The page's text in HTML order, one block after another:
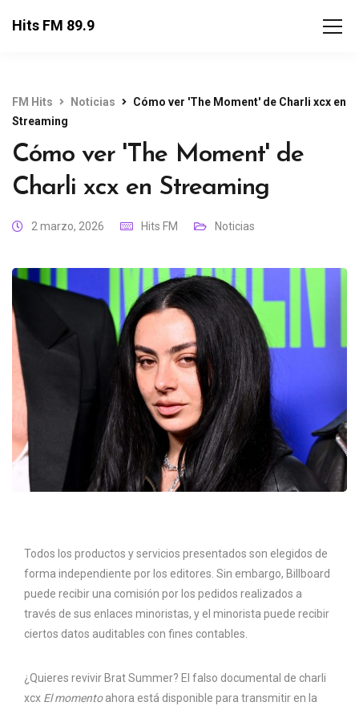
Hits FM 89.9
FM Hits Noticias
Cómo ver 'The Moment' de Charli xcx en
Streaming
Cómo ver 'The Moment' de
Charli xcx en Streaming
2 marzo, 2026 Hits FM Noticias
Todos los productos y servicios presentados son elegidos de
forma independiente por los editores. Sin embargo, Billboard
puede recibir una comisión por los pedidos realizados a
través de sus enlaces minoristas, y el minorista puede recibir
ciertos datos auditables con fines contables.
¿Quieres revivir Brat Summer? El falso documental de charli
xcx El momentoahora está disponible para transmitir en la